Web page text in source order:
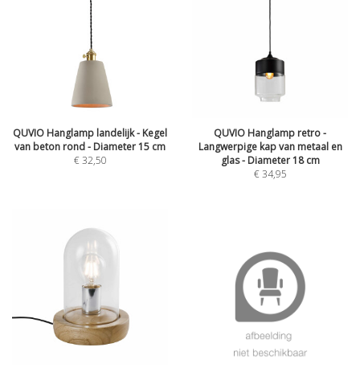
QUVIO Hanglamp landelijk - Kegel
van beton rond - Diameter 15 cm
€32,50
QUVIO Hanglamp retro -
Langwerpige kap van metaal en
glas - Diameter 18 cm
€34,95